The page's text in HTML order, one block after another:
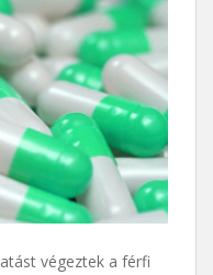
végeztek a férfi